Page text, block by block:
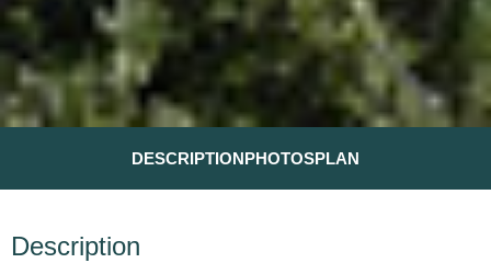
DESCRIPTIONPHOTOSPLAN
Description